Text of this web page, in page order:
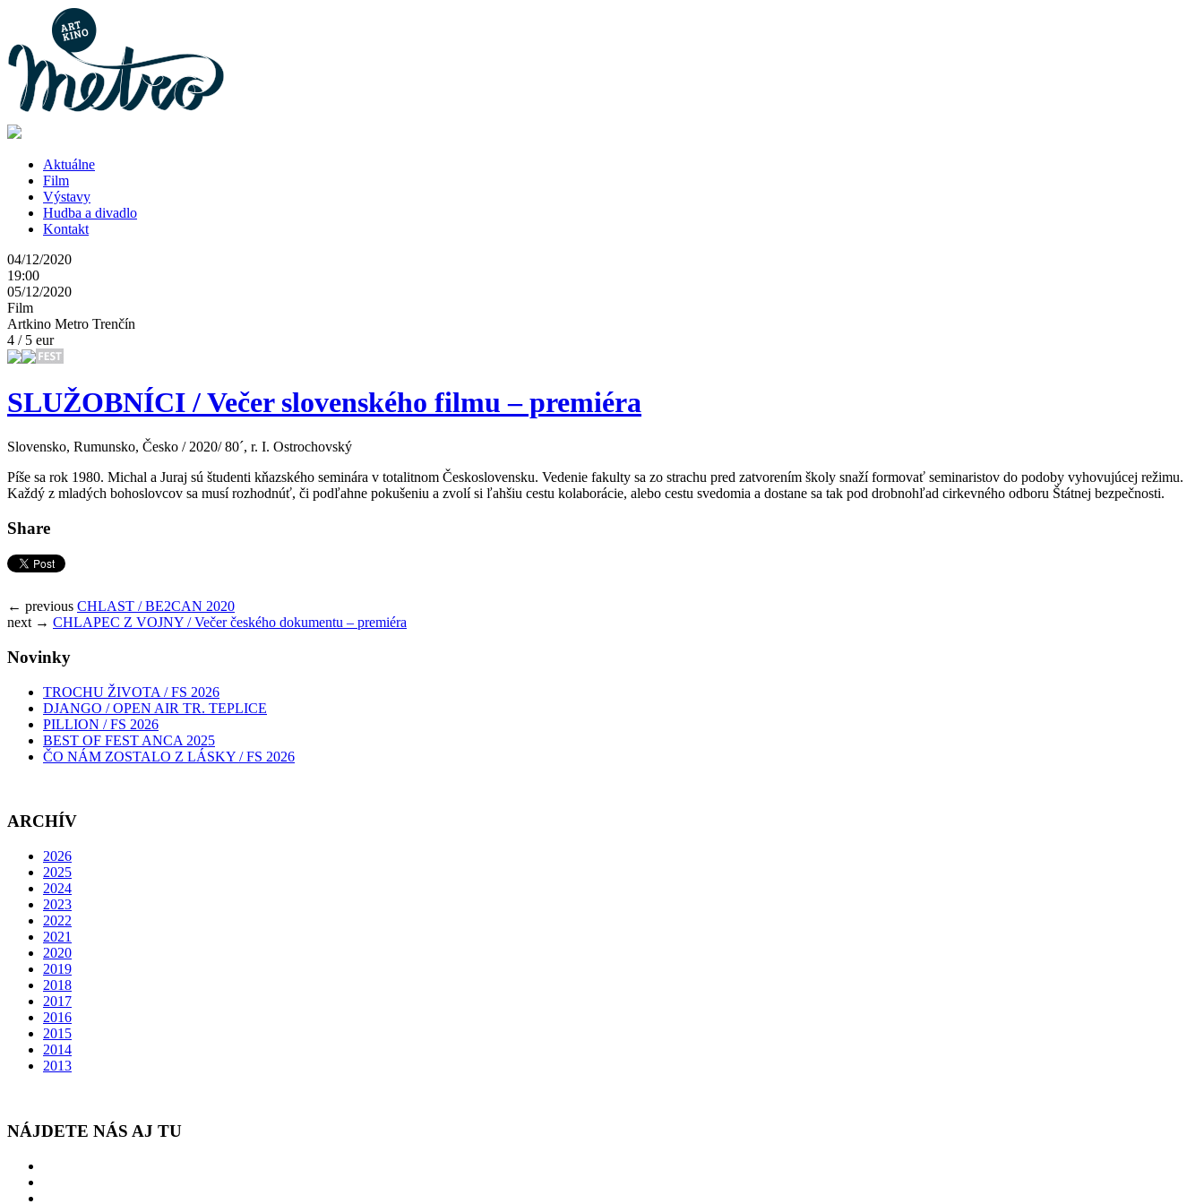
Aktuálne
Film
Výstavy
Hudba a divadlo
Kontakt
04/12/2020
19:00
05/12/2020
Film
Artkino Metro Trenčín
4 / 5 eur
SLUŽOBNÍCI / Večer slovenského filmu – premiéra
Slovensko, Rumunsko, Česko / 2020/ 80´, r. I. Ostrochovský
Píše sa rok 1980. Michal a Juraj sú študenti kňazského seminára v totalitnom Československu. Vedenie fakulty sa zo strachu pred zatvorením školy snaží formovať seminaristov do podoby vyhovujúcej režimu.
Každý z mladých bohoslovcov sa musí rozhodnúť, či podľahne pokušeniu a zvolí si ľahšiu cestu kolaborácie, alebo cestu svedomia a dostane sa tak pod drobnohľad cirkevného odboru Štátnej bezpečnosti.
Share
← previous CHLAST / BE2CAN 2020
next → CHLAPEC Z VOJNY / Večer českého dokumentu – premiéra
Novinky
TROCHU ŽIVOTA / FS 2026
DJANGO / OPEN AIR TR. TEPLICE
PILLION / FS 2026
BEST OF FEST ANCA 2025
ČO NÁM ZOSTALO Z LÁSKY / FS 2026
ARCHÍV
2026
2025
2024
2023
2022
2021
2020
2019
2018
2017
2016
2015
2014
2013
NÁJDETE NÁS AJ TU